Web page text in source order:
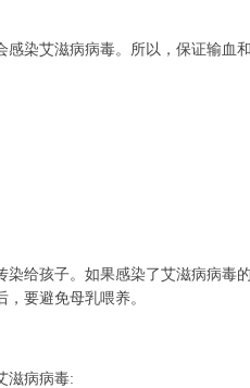
艾滋病病毒。所以，保证输血
孩子。如果感染了艾滋病病毒
要避免母乳喂养。
滋病病毒: